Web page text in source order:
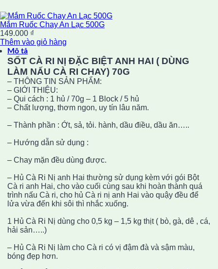
Mắm Ruốc Chay An Lạc 500G
149.000 ₫
Thêm vào giỏ hàng
Mô tả
SỐT CÀ RI NỊ ĐẶC BIỆT ANH HAI ( DÙNG
LÀM NẤU CÀ RI CHAY) 70G
– THÔNG TIN SẢN PHẨM:
– GIỚI THIỆU:
– Qui cách : 1 hủ / 70g – 1 Block / 5 hủ
– Chất lượng, thơm ngon, uy tín lâu năm.
– Thành phần : Ớt, sả, tỏi. hành, dầu điều, dầu ăn…..
– Hướng dẫn sử dụng :
– Chay mặn đều dùng được.
– Hủ Cà Ri Nị anh Hai thường sử dụng kèm với gói Bột
Cà ri anh Hai, cho vào cuối cùng sau khi hoàn thành quá
trình nấu Cà ri, cho hủ Cà ri nị anh Hai vào quậy đều để
lửa vừa đến khi sôi thì nhắc xuống.
1 Hủ Cà Ri Nị dùng cho 0,5 kg – 1,5 kg thịt ( bò, gà, dê , cá,
hải sản…..)
– Hủ Cà Ri Nị làm cho Cà ri có vị đậm đà và sậm màu,
bóng đẹp hơn.